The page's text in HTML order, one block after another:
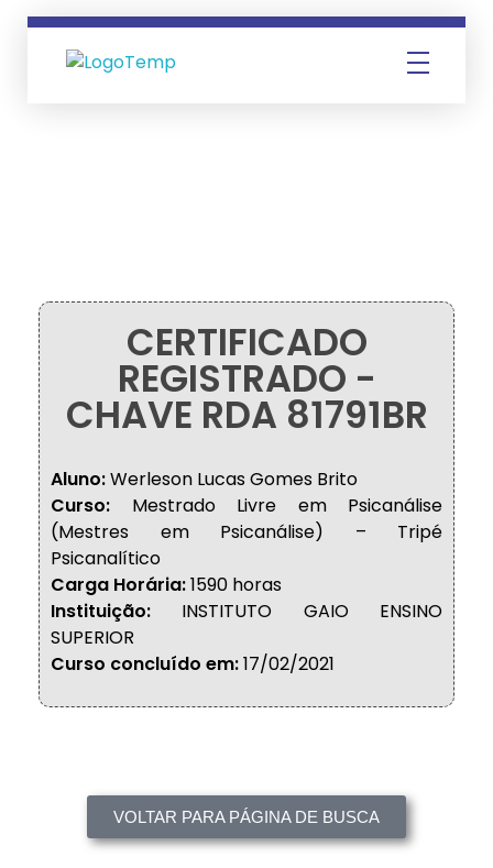
CERTIFICADO
REGISTRADO -
CHAVE RDA 81791BR
Aluno:Werleson Lucas Gomes Brito
Curso: Mestrado Livre em Psicanálise
(Mestres em Psicanálise) – Tripé
Psicanalítico
Carga Horária:1590 horas
Instituição: INSTITUTO GAIO ENSINO
SUPERIOR
Curso concluído em:17/02/2021
VOLTAR PARA PÁGINA DE BUSCA